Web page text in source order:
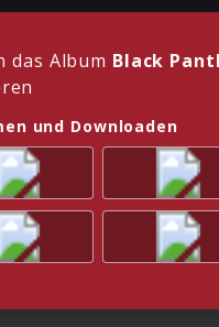
das Album Black
und Downloaden